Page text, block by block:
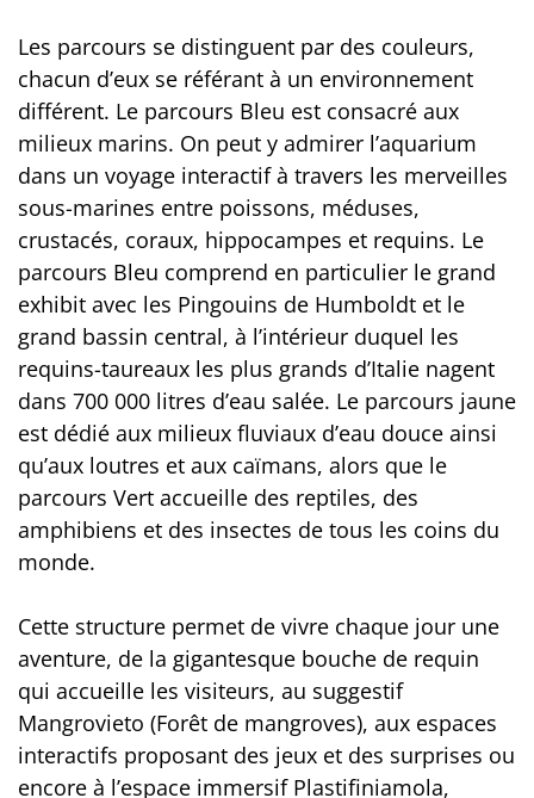
Les parcours se distinguent par des couleurs,
chacun d’eux se référant à un environnement
différent. Le parcours Bleu est consacré aux
milieux marins. On peut y admirer l’aquarium
dans un voyage interactif à travers les merveilles
sous-marines entre poissons, méduses,
crustacés, coraux, hippocampes et requins. Le
parcours Bleu comprend en particulier le grand
exhibit avec les Pingouins de Humboldt et le
grand bassin central, à l’intérieur duquel les
requins-taureaux les plus grands d’Italie nagent
dans 700 000 litres d’eau salée. Le parcours jaune
est dédié aux milieux fluviaux d’eau douce ainsi
qu’aux loutres et aux caïmans, alors que le
parcours Vert accueille des reptiles, des
amphibiens et des insectes de tous les coins du
monde.
Cette structure permet de vivre chaque jour une
aventure, de la gigantesque bouche de requin
qui accueille les visiteurs, au suggestif
Mangrovieto (Forêt de mangroves), aux espaces
interactifs proposant des jeux et des surprises ou
encore à l’espace immersif Plastifiniamola,